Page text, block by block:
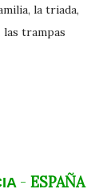
la triada,
trampas
- ESPAÑA